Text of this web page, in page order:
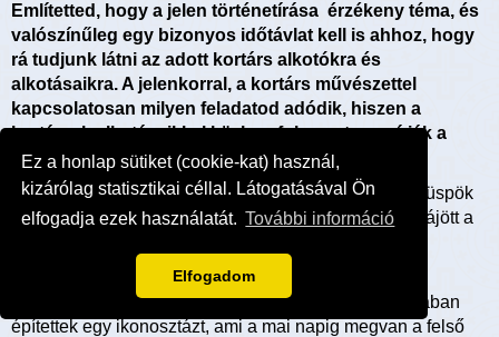
Ez a honlap sütiket (cookie-kat) használ,
kizárólag statisztikai céllal. Látogatásával Ön
elfogadja ezek használatát. További információ
Elfogadom
Említetted, hogy a jelen történetírása érzékeny téma, és
valószínűleg egy bizonyos időtávlat kell is ahhoz, hogy
rá tudjunk látni az adott kortárs alkotókra és
alkotásaikra. A jelenkorral, a kortárs művészettel
kapcsolatosan milyen feladatod adódik, hiszen a
kortársak alkotásaikkal közben folyamatosan írják a
történetet?
Van nálunk most egy irányvonal, amely már Dudás püspök
idejében elkezdődött. Ő már a ’60-as évek közepén rájött a
hagyományainkat újra kell gondolni.
Ennek első jele az volt, hogy a szemináriumi kápolnában
építettek egy ikonosztázt, ami a mai napig megvan a felső